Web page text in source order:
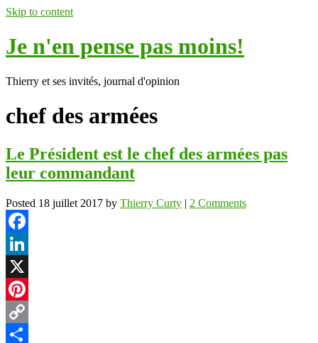
Skip to content
Je n'en pense pas moins!
Thierry et ses invités, journal d'opinion
chef des armées
Le Président est le chef des armées pas
leur commandant
Posted 18 juillet 2017 by Thierry Curty | 2 Comments
Facebook
LinkedIn
X
Pinterest
Copy